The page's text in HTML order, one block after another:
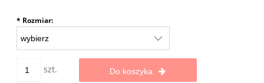
* Rozmiar:
szt. Do koszyka